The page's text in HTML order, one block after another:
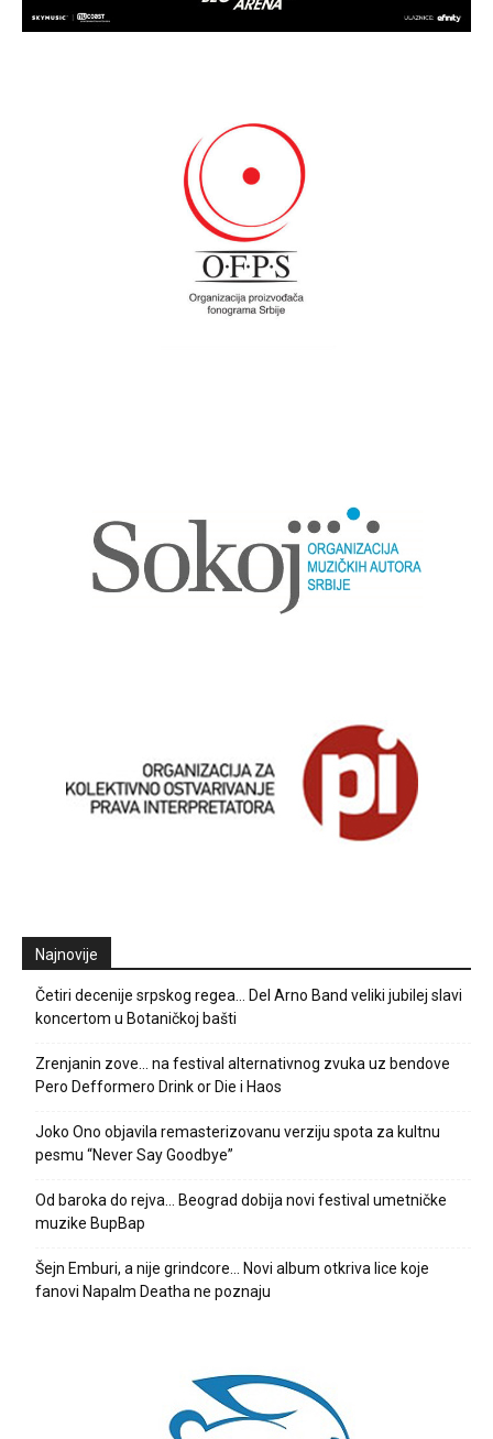
Najnovije
Četiri decenije srpskog regea… Del Arno Band veliki jubilej slavi
koncertom u Botaničkoj bašti
Zrenjanin zove… na festival alternativnog zvuka uz bendove
Pero Defformero Drink or Die i Haos
Joko Ono objavila remasterizovanu verziju spota za kultnu
pesmu “Never Say Goodbye”
Od baroka do rejva… Beograd dobija novi festival umetničke
muzike BupBap
Šejn Emburi, a nije grindcore… Novi album otkriva lice koje
fanovi Napalm Deatha ne poznaju